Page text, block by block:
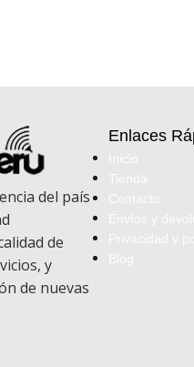
del país
de
y
de nuevas
Enlaces